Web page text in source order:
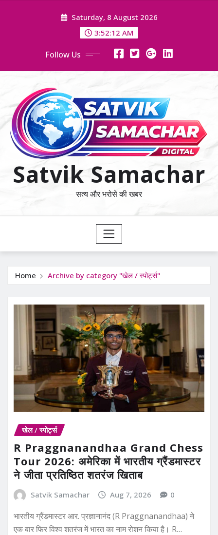
Saturday, 8 August 2026
3:52:13 AM
Follow Us
Satvik Samachar
सत्य और भरोसे की खबर
Home Archive by category "खेल / स्पोर्ट्स"
खेल / स्पोर्ट्स
R Praggnanandhaa Grand Chess
Tour 2026: अमेरिका में भारतीय ग्रैंडमास्टर
ने जीता प्रतिष्ठित शतरंज खिताब
Satvik Samachar Aug 7, 2026 0
भारतीय ग्रैंडमास्टर आर. प्रज्ञानानंद (R Praggnanandhaa) ने
एक बार फिर विश्व शतरंज में भारत का नाम रोशन किया है। R…